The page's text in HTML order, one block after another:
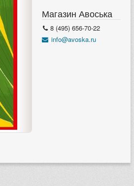
Магазин Авоська
8 (495) 656-70-22
info@avoska.ru